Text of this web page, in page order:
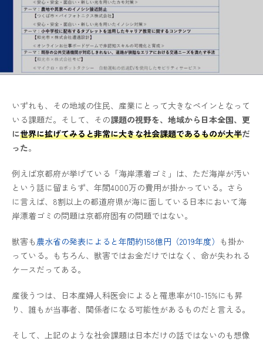
いずれも、その地域の住民、産業にとって大きなペインとなって
いる課題だ。そして、その課題の視野を、地域から日本全国、更
に世界に拡げてみると非常に大きな社会課題であるものが大半だ
った。
例えば京都府が挙げている「海岸漂着ゴミ」は、ただ海岸が汚い
という話に留まらず、年間4000万の費用が掛かっている。さら
に言えば、8割以上の都道府県が海に面している日本において海
岸漂着ゴミの問題は京都府固有の問題ではない。
獣害も 農水省の発表によると年間約158億円（2019年度） も掛か
っている。もちろん、獣害ではお金だけではなく、命が失われる
ケースだってある。
産後うつは、日本産婦人科医会によると罹患率が10-15%にも昇
り、誰もが当事者、関係者になる可能性があるものだと言える。
そして、上記のような社会課題は日本だけの話ではないのも想像